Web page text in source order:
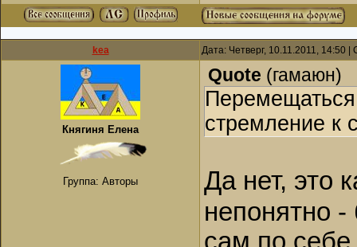
kea Дата: Четверг, 10.11.2011, 14:50
Княгиня Елена
Группа: Авторы
Quote (гамаюн)
стремление к
Да нет, это
непонятно